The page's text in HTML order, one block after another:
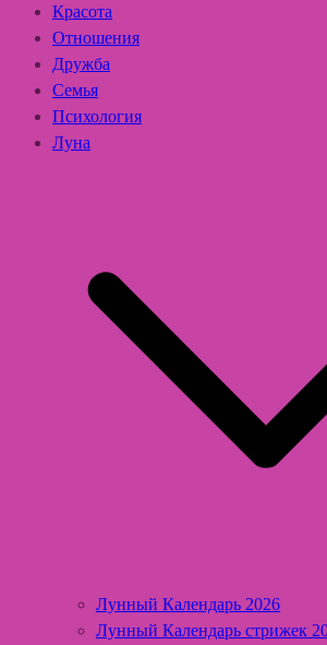
Красота
Отношения
Дружба
Семья
Психология
Луна
Лунный Календарь 2026
Лунный Календарь стрижек